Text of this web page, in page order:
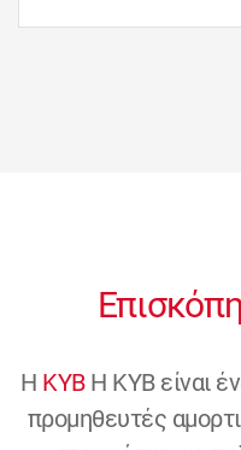
H KYBH KYB είναι
προμηθευτές